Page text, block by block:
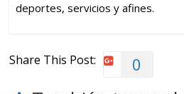
deportes, servicios y afines.
Share This Post: 0